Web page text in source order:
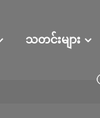
သတင်းများ